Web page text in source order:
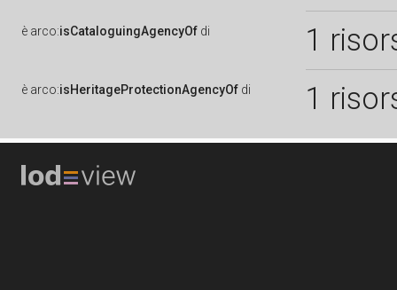
è arco:isCataloguingAgencyOf di 1
è arco:isHeritageProtectionAgencyOf di 1